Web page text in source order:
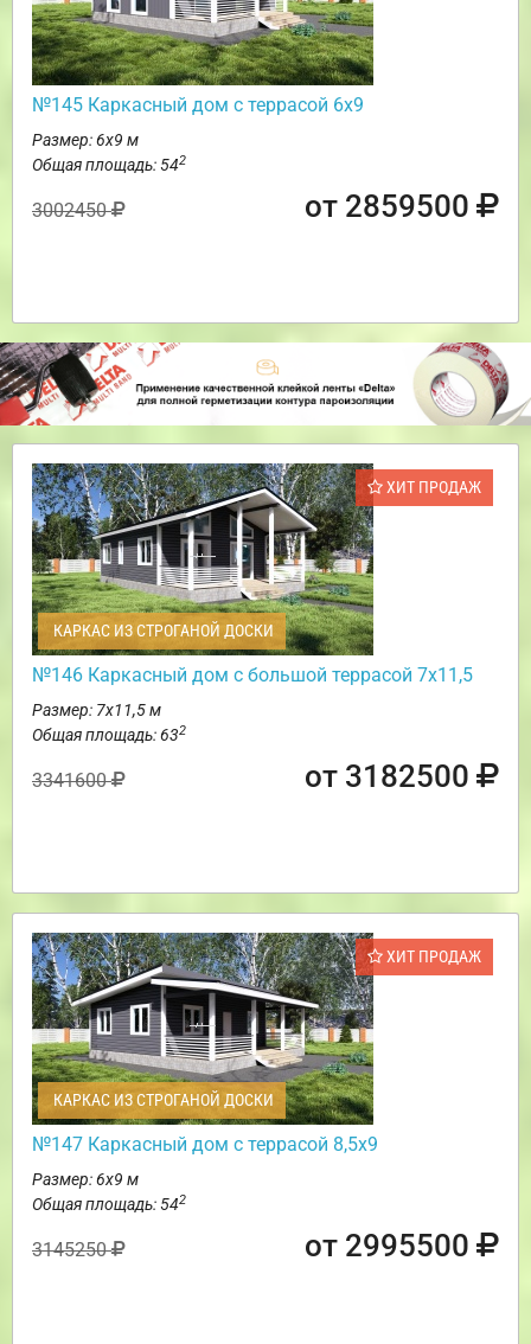
№145 Каркасный дом с террасой 6х9
Размер: 6х9 м
Общая площадь: 542
3002450 от 2859500
ХИТ ПРОДАЖ
КАРКАС ИЗ СТРОГАНОЙ ДОСКИ
№146 Каркасный дом с большой террасой 7х11,5
Размер: 7х11,5 м
Общая площадь: 632
3341600 от 3182500
ХИТ ПРОДАЖ
КАРКАС ИЗ СТРОГАНОЙ ДОСКИ
№147 Каркасный дом с террасой 8,5х9
Размер: 6х9 м
Общая площадь: 542
3145250 от 2995500